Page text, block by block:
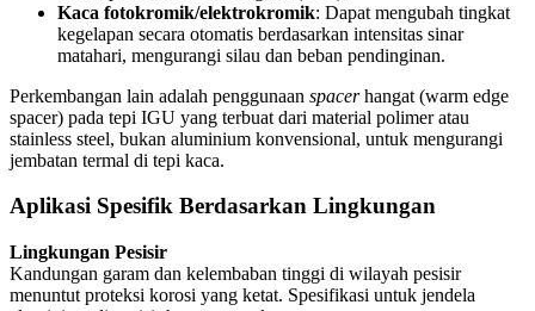
Kaca fotokromik/elektrokromik: Dapat mengubah tingkat
kegelapan secara otomatis berdasarkan intensitas sinar
matahari, mengurangi silau dan beban pendinginan.
Perkembangan lain adalah penggunaan spacerhangat (warm edge
spacer) pada tepi IGU yang terbuat dari material polimer atau
stainless steel, bukan aluminium konvensional, untuk mengurangi
jembatan termal di tepi kaca.
Aplikasi Spesifik Berdasarkan Lingkungan
Lingkungan Pesisir
Kandungan garam dan kelembaban tinggi di wilayah pesisir
menuntut proteksi korosi yang ketat. Spesifikasi untuk jendela